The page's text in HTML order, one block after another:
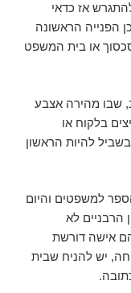
אז כדאי
הפנייה הראשונה
או בית המשפט
שבו מהירה אצבע
בלקוח או
להיות הראשון
למשפטים והיום
הרבניים לא
אישה דורשת
יש להניח שבית